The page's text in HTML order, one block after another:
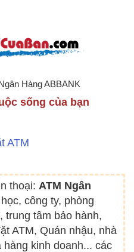
Hàng ABBANK
sống của bạn
ATM
thoại: ATM Ngân
công ty, phòng
trung tâm bảo hành,
ATM, Quán nhậu, nhà
kinh doanh... các